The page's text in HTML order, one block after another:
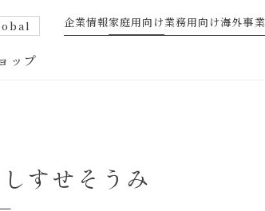
企業情報家庭用向け業務用向け海外事業
ップ
すせそうみ